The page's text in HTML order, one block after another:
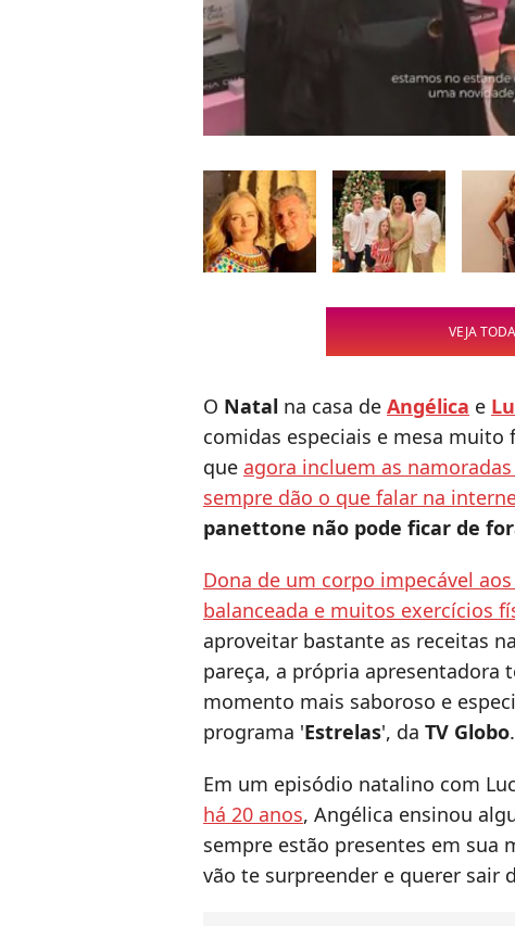
VEJA
O Natal na casa de Angélica e
comidas especiais e mesa
que agora incluem as
sempre dão o que falar na
panettone não pode ficar de
Dona de um corpo impecável
balanceada e muitos exercícios
aproveitar bastante as receitas
pareça, a própria apresentadora
momento mais saboroso e
programa 'Estrelas', da TV Globo.
Em um episódio natalino com
há 20 anos, Angélica ensinou
sempre estão presentes em sua
vão te surpreender e querer sair